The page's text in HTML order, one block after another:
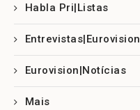
Habla Pri|Listas
Entrevistas|Eurovision
Eurovision|Notícias
Mais